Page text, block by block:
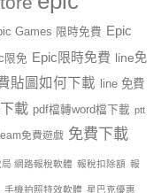
Games 限時免費 Epic
限免 Epic限時免費 line免
貼圖如何下載
line 免費
載 pdf檔轉word檔下載 ptt
免費遊戲 免費下載
局 網路報稅軟體 報稅扣除額 報
手機拍照特效軟體 星巴克優惠